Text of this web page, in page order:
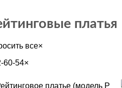
платья
все×
60-54×